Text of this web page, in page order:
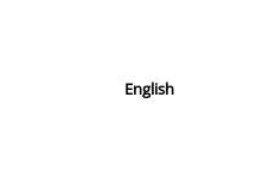
English